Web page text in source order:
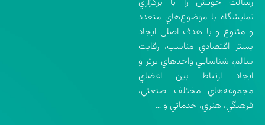
نمايشگاه با موضوع‌هاي متعدد
و متنوع و با هدف اصلي ايجاد
بستر اقتصادي مناسب، رقابت
سالم، شناسايي واحدهاي برتر و
ايجاد ارتباط بين اعضاي
مجموعه‌هاي مختلف صنعتي،
فرهنگي، هنري، خدماتي و …